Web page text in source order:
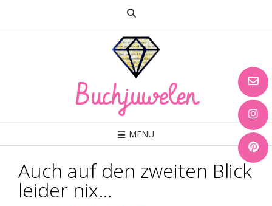
Buchjuwelen
MENU
Auch auf den zweiten Blick
leider nix…